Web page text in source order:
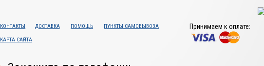
КОНТАКТЫ ДОСТАВКА ПОМОЩЬ ПУНКТЫ САМОВЫВОЗА
КАРТА САЙТА
Принимаем к оплате: